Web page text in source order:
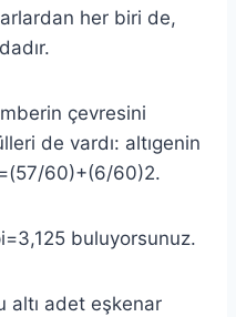
her biri de,
çevresini
de vardı: altıgenin
60)+(6/60)2.
buluyorsunuz.
altı adet eşkenar